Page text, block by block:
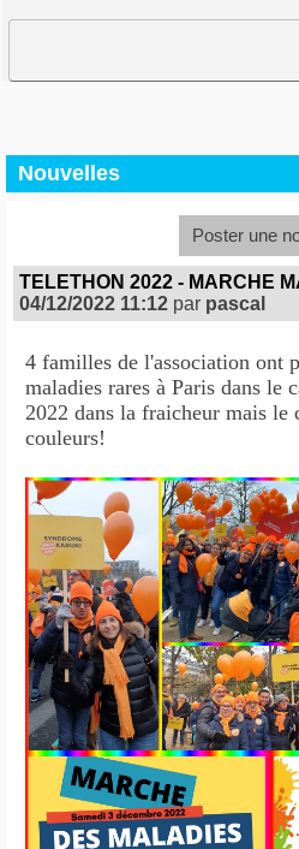
Nouvelles
Poster une
TELETHON 2022 - MARCHE
04/12/2022 11:12par pascal
4 familles de l'association ont
maladies rares à Paris dans le
2022 dans la fraicheur mais le
couleurs!